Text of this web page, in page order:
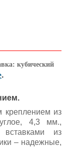
кубический
.
креплением из
4,3 мм.,
вставками из
– надежные,